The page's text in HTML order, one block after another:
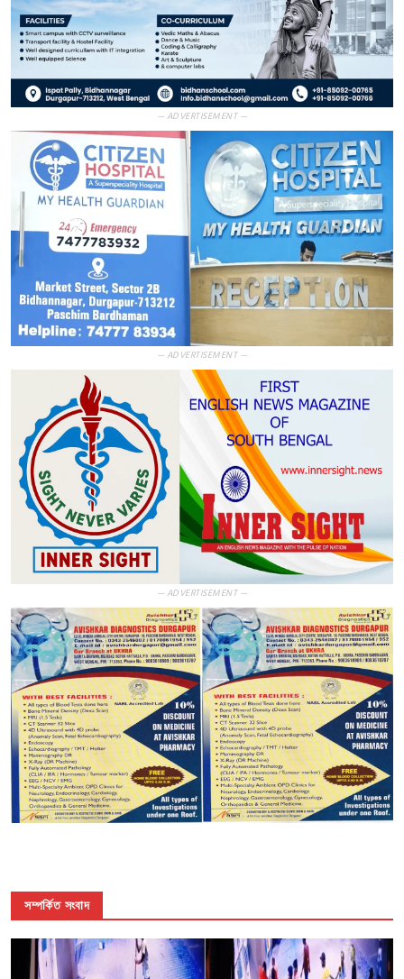
— ADVERTISEMENT —
— ADVERTISEMENT —
— ADVERTISEMENT —
সম্পর্কিত সংবাদ